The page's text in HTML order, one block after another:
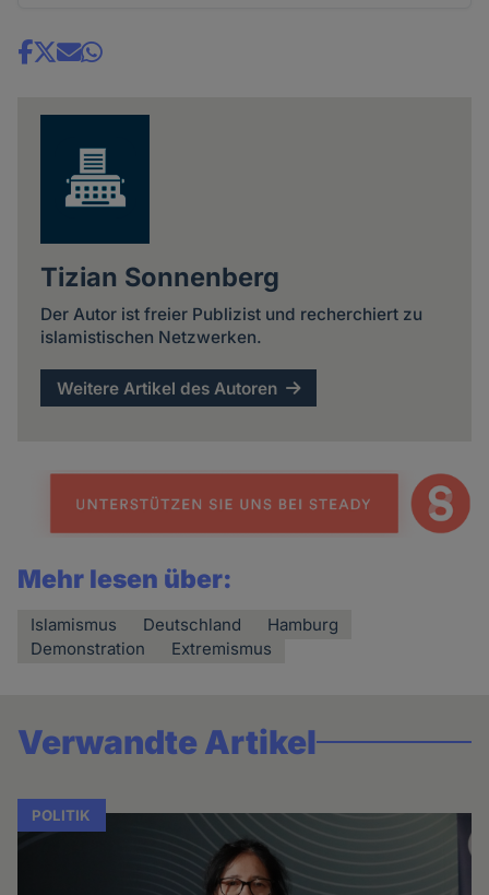
Share
Tizian Sonnenberg
Der Autor ist freier Publizist und recherchiert zu
islamistischen Netzwerken.
Weitere Artikel des Autoren
Mehr lesen über:
Islamismus Deutschland
Hamburg
Demonstration
Extremismus
Verwandte Artikel
POLITIK